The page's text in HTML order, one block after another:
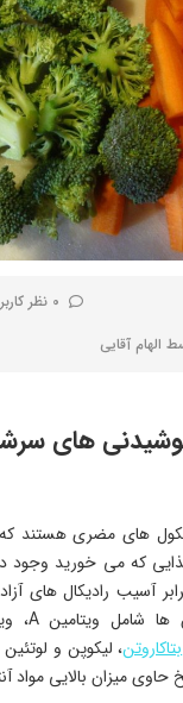
0 نظر کاربران
الهام آقایی
های
های مضری هستند
که می خورید وجود
آسیب رادیکال های
بتاکاروتن، لیکوپن و
میزان بالایی مواد